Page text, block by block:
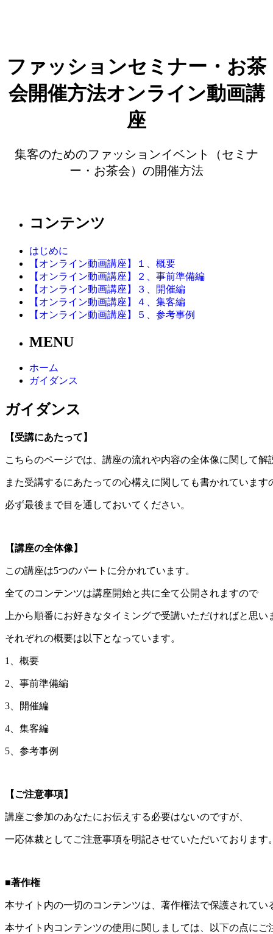
ファッションセミナー・お茶
会開催方法オンライン動画講
座
集客のためのファッションイベント（セミナ
ー・お茶会）の開催方法
コンテンツ
はじめに
【オンライン動画講座】１、概要
【オンライン動画講座】２、事前準備編
【オンライン動画講座】３、開催編
【オンライン動画講座】４、集客編
【オンライン動画講座】５、参考事例
MENU
ホーム
ガイダンス
ガイダンス
【受講にあたって】
こちらのページでは、講座の流れや内容の全体像に関して解
また受講するにあたっての心構えに関しても書かれています
必ず最後まで目を通しておいてください。
【講座の全体像】
この講座は5つのパートに分かれています。
全てのコンテンツは講座開始と共に全て公開されますので
上から順番にお好きなタイミングで受講いただければと思い
それぞれの概要は以下となっています。
1、概要
2、事前準備編
3、開催編
4、集客編
5、参考事例
【ご注意事項】
講座ご参加のあなたにお伝えする必要はないのですが、
一応体裁としてご注意事項を明記させていただいております
■著作権
本サイト内の一切のコンテンツは、著作権法で保護されてい
本サイト内コンテンツの使用に関しましては、以下の点にご